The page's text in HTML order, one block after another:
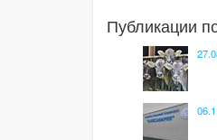
Публикации